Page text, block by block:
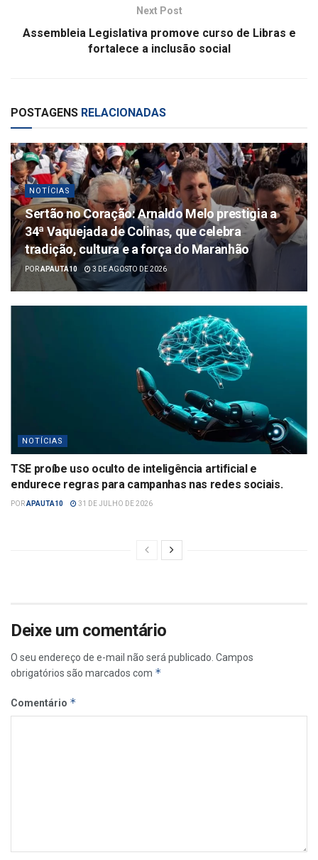
Next Post
Assembleia Legislativa promove curso de Libras e
fortalece a inclusão social
POSTAGENS RELACIONADAS
NOTÍCIAS
Sertão no Coração: Arnaldo Melo prestigia a
34ª Vaquejada de Colinas, que celebra
tradição, cultura e a força do Maranhão
PORAPAUTA10 3 DE AGOSTO DE 2026
NOTÍCIAS
TSE proíbe uso oculto de inteligência artificial e
endurece regras para campanhas nas redes sociais.
PORAPAUTA10 31 DE JULHO DE 2026
Deixe um comentário
O seu endereço de e-mail não será publicado. Campos
obrigatórios são marcados com *
Comentário *